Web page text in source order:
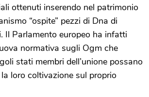
ottenuti inserendo nel patrimonio
“ospite” pezzi di Dna di
Il Parlamento europeo ha infatti
normativa sugli Ogm che
stati membri dell’unione possano
loro coltivazione sul proprio